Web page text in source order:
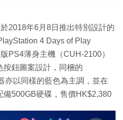
2018年6月8日推出特別設計的
4 Days of Play
PS4薄身主機（CUH-2100）
按鈕圖案設計，同梱的
亦以同樣的藍色為主調，並在
備500GB硬碟，售價HK$2,380